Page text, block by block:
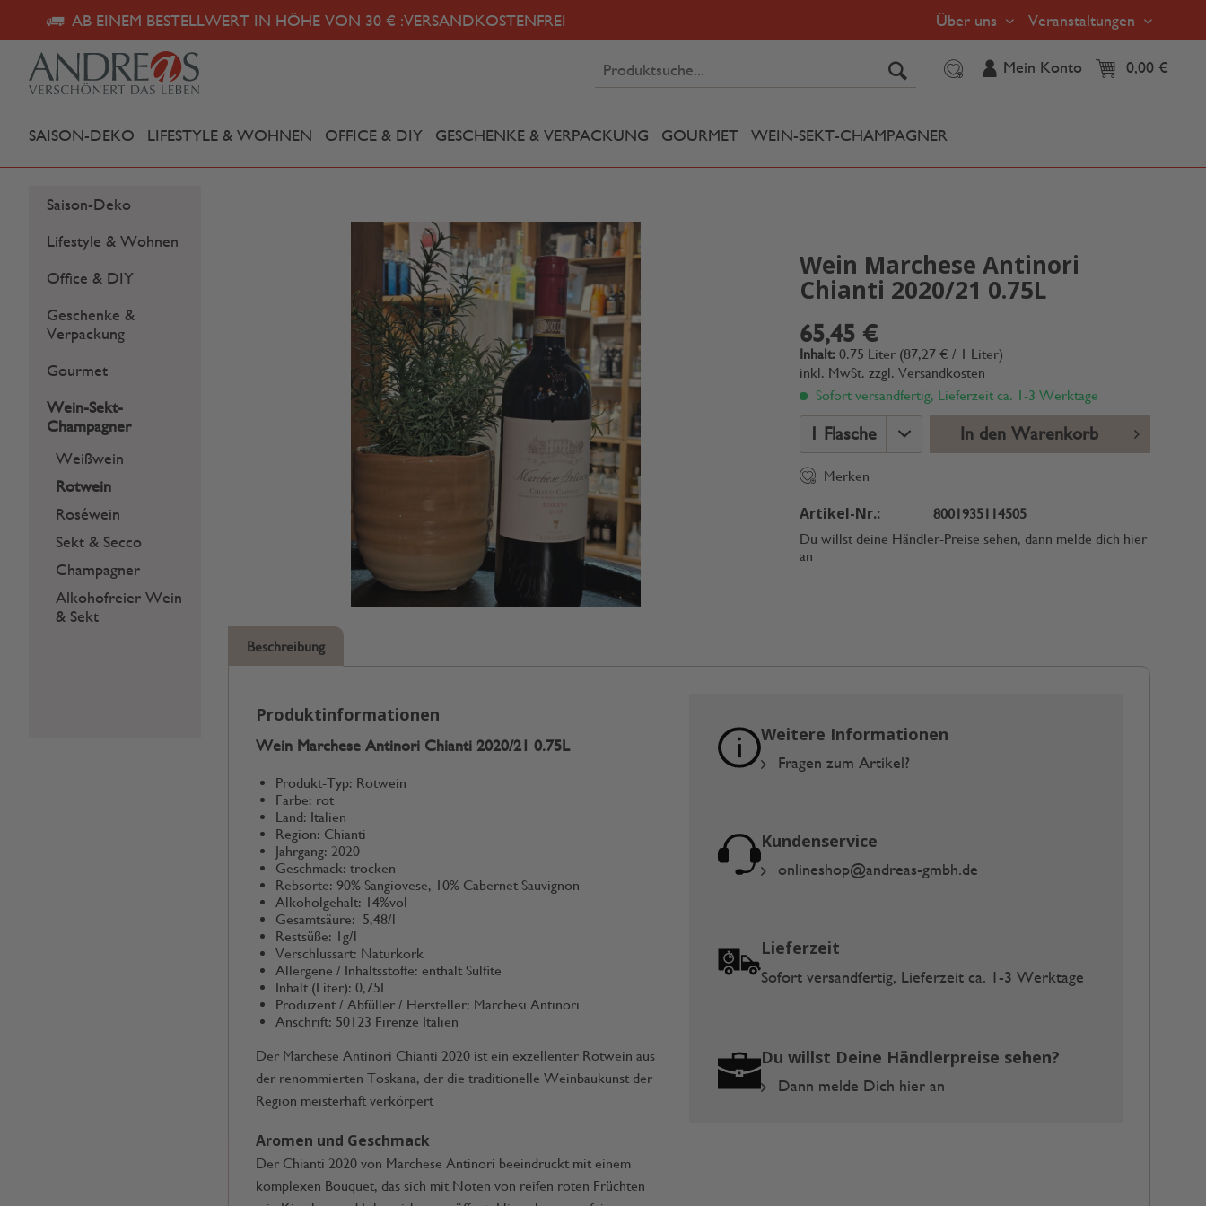
AB EINEM BESTELLWERT IN HÖHE VON 30 € :VERSANDKOSTENFREI Über uns Veranstaltungen
Mein Konto 0,00 €
SAISON-DEKO LIFESTYLE & WOHNEN OFFICE & DIY GESCHENKE & VERPACKUNG GOURMET WEIN-SEKT-CHAMPAGNER
Saison-Deko
Lifestyle & Wohnen
Office & DIY
Geschenke &
Verpackung
Gourmet
Wein-Sekt-
Champagner
Weißwein
Rotwein
Roséwein
Sekt & Secco
Champagner
Alkohofreier Wein
& Sekt
Wein Marchese Antinori
Chianti 2020/21 0.75L
65,45 €
Inhalt:0.75 Liter (87,27 € / 1 Liter)
inkl. MwSt.zzgl. Versandkosten
Sofort versandfertig, Lieferzeit ca. 1-3 Werktage
In den Warenkorb
Merken
Artikel-Nr.:
8001935114505
Du willst deine Händler-Preise sehen, dann melde dich hier
an
Beschreibung
Produktinformationen
Wein Marchese Antinori Chianti 2020/21 0.75L
Produkt-Typ: Rotwein
Farbe: rot
Land: Italien
Region: Chianti
Jahrgang: 2020
Geschmack: trocken
Rebsorte: 90% Sangiovese, 10% Cabernet Sauvignon
Alkoholgehalt: 14%vol
Gesamtsäure: 5,48/l
Restsüße: 1g/l
Verschlussart: Naturkork
Allergene / Inhaltsstoffe: enthalt Sulfite
Inhalt (Liter): 0,75L
Produzent / Abfüller / Hersteller: Marchesi Antinori
Anschrift: 50123 Firenze Italien
Der Marchese Antinori Chianti 2020 ist ein exzellenter Rotwein aus
der renommierten Toskana, der die traditionelle Weinbaukunst der
Region meisterhaft verkörpert
Aromen und Geschmack
Der Chianti 2020 von Marchese Antinori beeindruckt mit einem
komplexen Bouquet, das sich mit Noten von reifen roten Früchten
Weitere Informationen
Fragen zum Artikel?
Kundenservice
onlineshop@andreas-gmbh.de
Lieferzeit
Sofort versandfertig, Lieferzeit ca. 1-3 Werktage
Du willst Deine Händlerpreise sehen?
Dann melde Dich hier an